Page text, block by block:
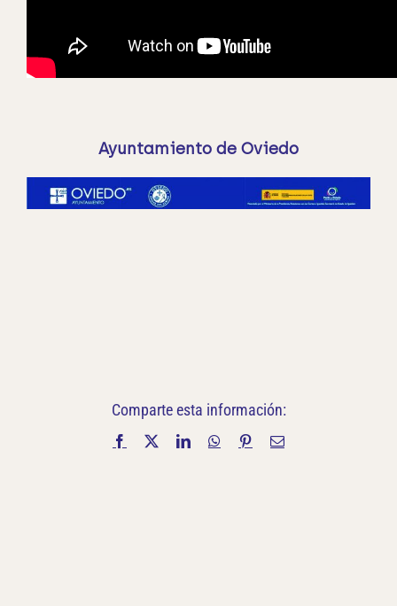
Ayuntamiento de Oviedo
Comparte esta información:
Facebook LinkedInWhatsApp
PinterestCorreo